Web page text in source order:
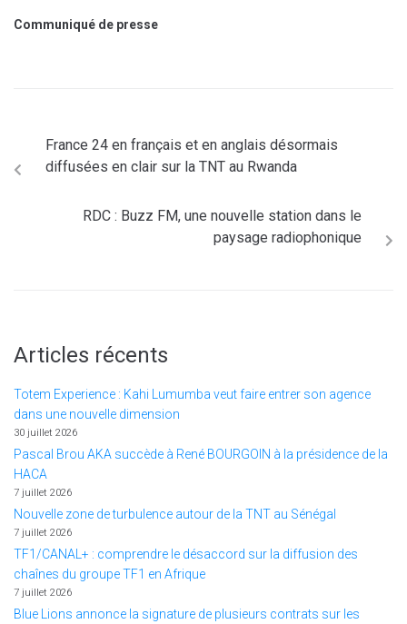
Communiqué de presse
France 24 en français et en anglais désormais
diffusées en clair sur la TNT au Rwanda
RDC : Buzz FM, une nouvelle station dans le
paysage radiophonique
Articles récents
Totem Experience : Kahi Lumumba veut faire entrer son agence
dans une nouvelle dimension
30 juillet 2026
Pascal Brou AKA succède à René BOURGOIN à la présidence de la
HACA
7 juillet 2026
Nouvelle zone de turbulence autour de la TNT au Sénégal
7 juillet 2026
TF1/CANAL+ : comprendre le désaccord sur la diffusion des
chaînes du groupe TF1 en Afrique
7 juillet 2026
Blue Lions annonce la signature de plusieurs contrats sur les